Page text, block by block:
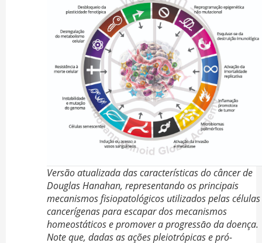
Versão atualizada das características do câncer de
Douglas Hanahan, representando os principais
mecanismos fisiopatológicos utilizados pelas células
cancerígenas para escapar dos mecanismos
homeostáticos e promover a progressāo da doença.
Note que, dadas as ações pleiotrópicas e pró-